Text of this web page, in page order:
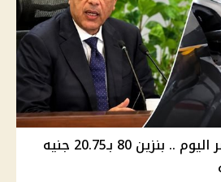
أسعار الوقود في مصر اليوم .. بنزين 80 بـ20.75 جنيه